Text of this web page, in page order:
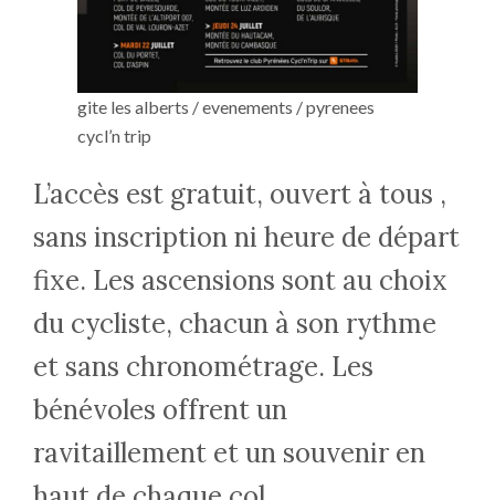
gite les alberts / evenements / pyrenees
cycl’n trip
L’accès est gratuit, ouvert à tous ,
sans inscription ni heure de départ
fixe. Les ascensions sont au choix
du cycliste, chacun à son rythme
et sans chronométrage. Les
bénévoles offrent un
ravitaillement et un souvenir en